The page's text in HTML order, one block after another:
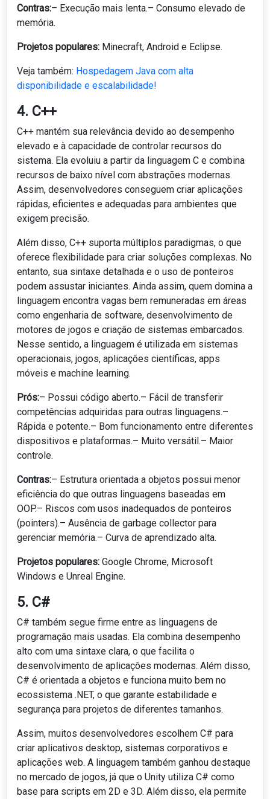
Contras:– Execução mais lenta.– Consumo elevado de
memória.
Projetos populares: Minecraft, Android e Eclipse.
Veja também: Hospedagem Java com alta
disponibilidade e escalabilidade!
4. C++
C++ mantém sua relevância devido ao desempenho
elevado e à capacidade de controlar recursos do
sistema. Ela evoluiu a partir da linguagem C e combina
recursos de baixo nível com abstrações modernas.
Assim, desenvolvedores conseguem criar aplicações
rápidas, eficientes e adequadas para ambientes que
exigem precisão.
Além disso, C++ suporta múltiplos paradigmas, o que
oferece flexibilidade para criar soluções complexas. No
entanto, sua sintaxe detalhada e o uso de ponteiros
podem assustar iniciantes. Ainda assim, quem domina a
linguagem encontra vagas bem remuneradas em áreas
como engenharia de software, desenvolvimento de
motores de jogos e criação de sistemas embarcados.
Nesse sentido, a linguagem é utilizada em sistemas
operacionais, jogos, aplicações científicas, apps
móveis e machine learning.
Prós:– Possui código aberto.– Fácil de transferir
competências adquiridas para outras linguagens.–
Rápida e potente.– Bom funcionamento entre diferentes
dispositivos e plataformas.– Muito versátil.– Maior
controle.
Contras:– Estrutura orientada a objetos possui menor
eficiência do que outras linguagens baseadas em
OOP.– Riscos com usos inadequados de ponteiros
(pointers).– Ausência de garbage collector para
gerenciar memória.– Curva de aprendizado alta.
Projetos populares: Google Chrome, Microsoft
Windows e Unreal Engine.
5. C#
C# também segue firme entre as linguagens de
programação mais usadas. Ela combina desempenho
alto com uma sintaxe clara, o que facilita o
desenvolvimento de aplicações modernas. Além disso,
C# é orientada a objetos e funciona muito bem no
ecossistema .NET, o que garante estabilidade e
segurança para projetos de diferentes tamanhos.
Assim, muitos desenvolvedores escolhem C# para
criar aplicativos desktop, sistemas corporativos e
aplicações web. A linguagem também ganhou destaque
no mercado de jogos, já que o Unity utiliza C# como
base para scripts em 2D e 3D. Além disso, ela permite